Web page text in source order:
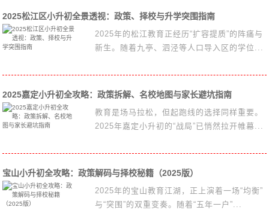
2025松江区小升初全景透视：政策、择校与升学突围指南
2025年的松江教育正经历“扩容提质”的阵痛与
新生。随着九亭、泗泾等人口导入区的学位...
2025嘉定小升初全攻略：政策拆解、名校地图与家长避坑指南
教育是场马拉松，但起跑线的选择同样重要。
2025年嘉定小升初的“战局”已悄然拉开帷幕...
宝山小升初全攻略：政策解码与择校秘籍（2025版）
2025年的宝山教育江湖，正上演着一场“均衡”
与“突围”的双重变奏。随着“五年一户”...